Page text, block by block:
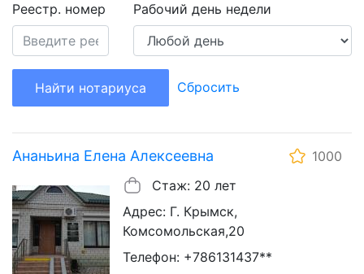
Реестр. номер Рабочий день недели
Найти нотариуса Сбросить
Ананьина Елена Алексеевна
1000
Стаж: 20 лет
Адрес: Г. Крымск,
Комсомольская,20
Телефон: +786131437**